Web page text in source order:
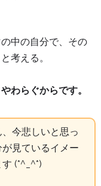
中の自分で、その
考える。
わらぐからです。
今悲しいと思っ
見ているイメー
(*^_^*)